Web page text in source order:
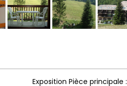
Exposition Pièce principale :